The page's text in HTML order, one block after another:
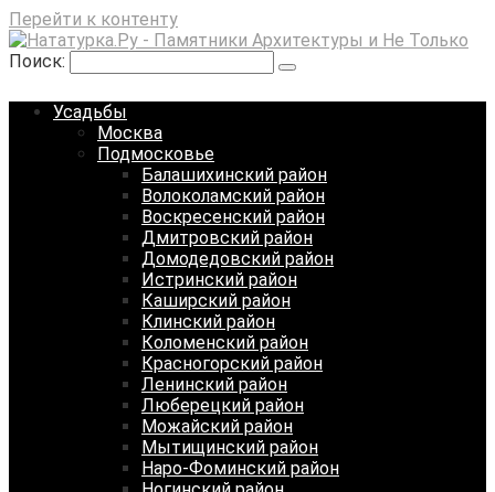
Перейти к контенту
Поиск:
Усадьбы
Москва
Подмосковье
Балашихинский район
Волоколамский район
Воскресенский район
Дмитровский район
Домодедовский район
Истринский район
Каширский район
Клинский район
Коломенский район
Красногорский район
Ленинский район
Люберецкий район
Можайский район
Мытищинский район
Наро-Фоминский район